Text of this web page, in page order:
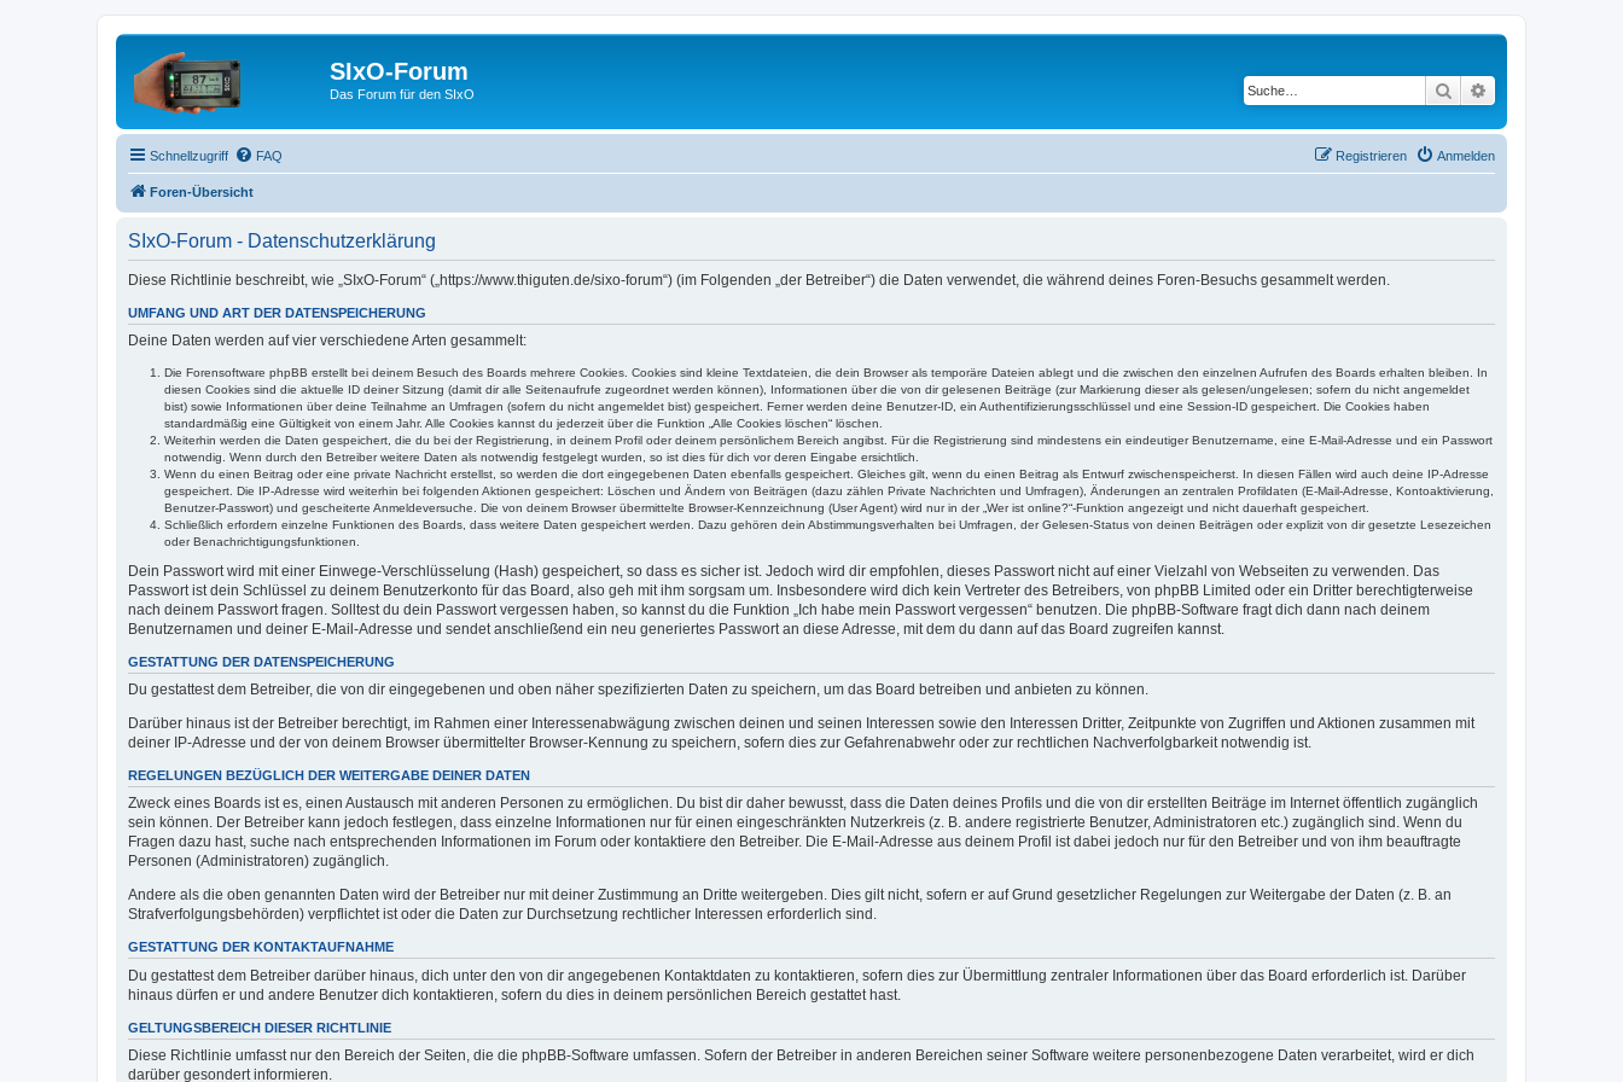
SIxO-Forum
Das Forum für den SIxO Suche
Schnellzugriff FAQ Anmelden
Registrieren
Foren-Übersicht
SIxO-Forum - Datenschutzerklärung
Diese Richtlinie beschreibt, wie „SIxO-Forum“ („https://www.thiguten.de/sixo-forum“) (im Folgenden „der Betreiber“) die Daten verwendet, die während deines Foren-Besuchs gesammelt werden.
UMFANG UND ART DER DATENSPEICHERUNG
Deine Daten werden auf vier verschiedene Arten gesammelt:
Die Forensoftware phpBB erstellt bei deinem Besuch des Boards mehrere Cookies. Cookies sind kleine Textdateien, die dein Browser als temporäre Dateien ablegt und die zwischen den einzelnen Aufrufen des Boards erhalten bleiben. In
diesen Cookies sind die aktuelle ID deiner Sitzung (damit dir alle Seitenaufrufe zugeordnet werden können), Informationen über die von dir gelesenen Beiträge (zur Markierung dieser als gelesen/ungelesen; sofern du nicht angemeldet
bist) sowie Informationen über deine Teilnahme an Umfragen (sofern du nicht angemeldet bist) gespeichert. Ferner werden deine Benutzer-ID, ein Authentifizierungsschlüssel und eine Session-ID gespeichert. Die Cookies haben
standardmäßig eine Gültigkeit von einem Jahr. Alle Cookies kannst du jederzeit über die Funktion „Alle Cookies löschen“ löschen.
Weiterhin werden die Daten gespeichert, die du bei der Registrierung, in deinem Profil oder deinem persönlichem Bereich angibst. Für die Registrierung sind mindestens ein eindeutiger Benutzername, eine E-Mail-Adresse und ein Passwort
notwendig. Wenn durch den Betreiber weitere Daten als notwendig festgelegt wurden, so ist dies für dich vor deren Eingabe ersichtlich.
Wenn du einen Beitrag oder eine private Nachricht erstellst, so werden die dort eingegebenen Daten ebenfalls gespeichert. Gleiches gilt, wenn du einen Beitrag als Entwurf zwischenspeicherst. In diesen Fällen wird auch deine IP-Adresse
gespeichert. Die IP-Adresse wird weiterhin bei folgenden Aktionen gespeichert: Löschen und Ändern von Beiträgen (dazu zählen Private Nachrichten und Umfragen), Änderungen an zentralen Profildaten (E-Mail-Adresse, Kontoaktivierung,
Benutzer-Passwort) und gescheiterte Anmeldeversuche. Die von deinem Browser übermittelte Browser-Kennzeichnung (User Agent) wird nur in der „Wer ist online?“-Funktion angezeigt und nicht dauerhaft gespeichert.
Schließlich erfordern einzelne Funktionen des Boards, dass weitere Daten gespeichert werden. Dazu gehören dein Abstimmungsverhalten bei Umfragen, der Gelesen-Status von deinen Beiträgen oder explizit von dir gesetzte Lesezeichen
oder Benachrichtigungsfunktionen.
Dein Passwort wird mit einer Einwege-Verschlüsselung (Hash) gespeichert, so dass es sicher ist. Jedoch wird dir empfohlen, dieses Passwort nicht auf einer Vielzahl von Webseiten zu verwenden. Das
Passwort ist dein Schlüssel zu deinem Benutzerkonto für das Board, also geh mit ihm sorgsam um. Insbesondere wird dich kein Vertreter des Betreibers, von phpBB Limited oder ein Dritter berechtigterweise
nach deinem Passwort fragen. Solltest du dein Passwort vergessen haben, so kannst du die Funktion „Ich habe mein Passwort vergessen“ benutzen. Die phpBB-Software fragt dich dann nach deinem
Benutzernamen und deiner E-Mail-Adresse und sendet anschließend ein neu generiertes Passwort an diese Adresse, mit dem du dann auf das Board zugreifen kannst.
GESTATTUNG DER DATENSPEICHERUNG
Du gestattest dem Betreiber, die von dir eingegebenen und oben näher spezifizierten Daten zu speichern, um das Board betreiben und anbieten zu können.
Darüber hinaus ist der Betreiber berechtigt, im Rahmen einer Interessenabwägung zwischen deinen und seinen Interessen sowie den Interessen Dritter, Zeitpunkte von Zugriffen und Aktionen zusammen mit
deiner IP-Adresse und der von deinem Browser übermittelter Browser-Kennung zu speichern, sofern dies zur Gefahrenabwehr oder zur rechtlichen Nachverfolgbarkeit notwendig ist.
REGELUNGEN BEZÜGLICH DER WEITERGABE DEINER DATEN
Zweck eines Boards ist es, einen Austausch mit anderen Personen zu ermöglichen. Du bist dir daher bewusst, dass die Daten deines Profils und die von dir erstellten Beiträge im Internet öffentlich zugänglich
sein können. Der Betreiber kann jedoch festlegen, dass einzelne Informationen nur für einen eingeschränkten Nutzerkreis (z. B. andere registrierte Benutzer, Administratoren etc.) zugänglich sind. Wenn du
Fragen dazu hast, suche nach entsprechenden Informationen im Forum oder kontaktiere den Betreiber. Die E-Mail-Adresse aus deinem Profil ist dabei jedoch nur für den Betreiber und von ihm beauftragte
Personen (Administratoren) zugänglich.
Andere als die oben genannten Daten wird der Betreiber nur mit deiner Zustimmung an Dritte weitergeben. Dies gilt nicht, sofern er auf Grund gesetzlicher Regelungen zur Weitergabe der Daten (z. B. an
Strafverfolgungsbehörden) verpflichtet ist oder die Daten zur Durchsetzung rechtlicher Interessen erforderlich sind.
GESTATTUNG DER KONTAKTAUFNAHME
Du gestattest dem Betreiber darüber hinaus, dich unter den von dir angegebenen Kontaktdaten zu kontaktieren, sofern dies zur Übermittlung zentraler Informationen über das Board erforderlich ist. Darüber
hinaus dürfen er und andere Benutzer dich kontaktieren, sofern du dies in deinem persönlichen Bereich gestattet hast.
GELTUNGSBEREICH DIESER RICHTLINIE
Diese Richtlinie umfasst nur den Bereich der Seiten, die die phpBB-Software umfassen. Sofern der Betreiber in anderen Bereichen seiner Software weitere personenbezogene Daten verarbeitet, wird er dich
darüber gesondert informieren.